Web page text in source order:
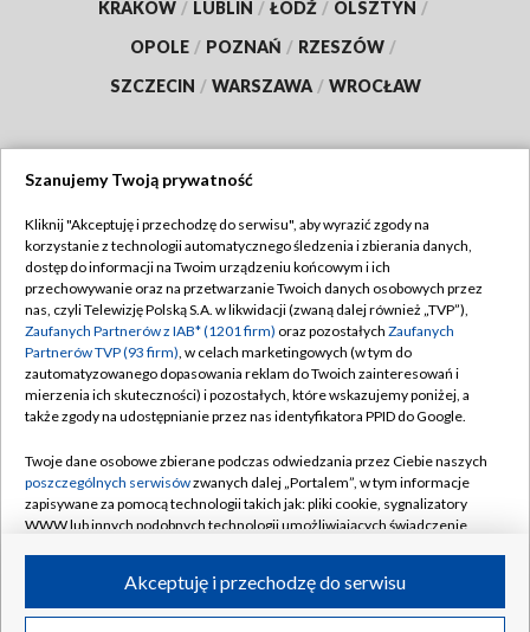
KRAKÓW / LUBLIN / ŁÓDŹ / OLSZTYN /
OPOLE / POZNAŃ / RZESZÓW /
SZCZECIN / WARSZAWA / WROCŁAW
TVP
Abonament TVP
Emisja w TVP
Centrum informacji TVP
Naziemna Telewizja Cyfrowa
Rada Programowa
System NOS
Informacje o nadawcy
Program dla prasy
Regulamin TVP
Polityka prywatności
Moje zgody
Pomoc
Kontakt
Kanały
©2026 Telewizja Polska S.A. w likwidacji
Szanujemy Twoją prywatność
Kliknij "Akceptuję i przechodzę do serwisu", aby wyrazić zgody na
korzystanie z technologii automatycznego śledzenia i zbierania danych,
dostęp do informacji na Twoim urządzeniu końcowym i ich
przechowywanie oraz na przetwarzanie Twoich danych osobowych przez
nas, czyli Telewizję Polską S.A. w likwidacji (zwaną dalej również „TVP”),
Zaufanych Partnerów z IAB* (1201 firm) oraz pozostałych Zaufanych
Partnerów TVP (93 firm), w celach marketingowych (w tym do
zautomatyzowanego dopasowania reklam do Twoich zainteresowań i
mierzenia ich skuteczności) i pozostałych, które wskazujemy poniżej, a
także zgody na udostępnianie przez nas identyfikatora PPID do Google.
Twoje dane osobowe zbierane podczas odwiedzania przez Ciebie naszych
poszczególnych serwisówzwanych dalej „Portalem”, w tym informacje
zapisywane za pomocą technologii takich jak: pliki cookie, sygnalizatory
WWW lub innych podobnych technologii umożliwiających świadczenie
ruchu w Internecie.Akceptuję i przechodzę do serwisu